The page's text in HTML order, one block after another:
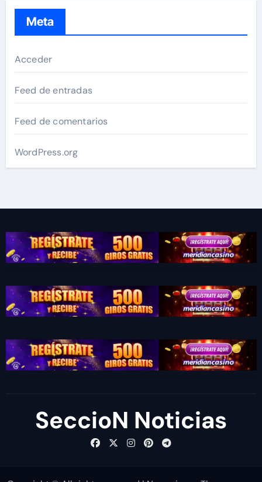
Meta
Acceder
Feed de entradas
Feed de comentarios
WordPress.org
SeccioN Noticias